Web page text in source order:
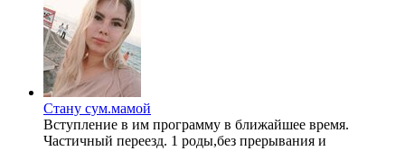
Стану сум.мамой
Вступление в им программу в ближайшее время.
Частичный переезд. 1 роды,без прерывания и